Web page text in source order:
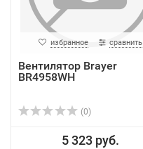
избранное сравнить
Вентилятор Brayer
BR4958WH
(0)
5 323 руб.